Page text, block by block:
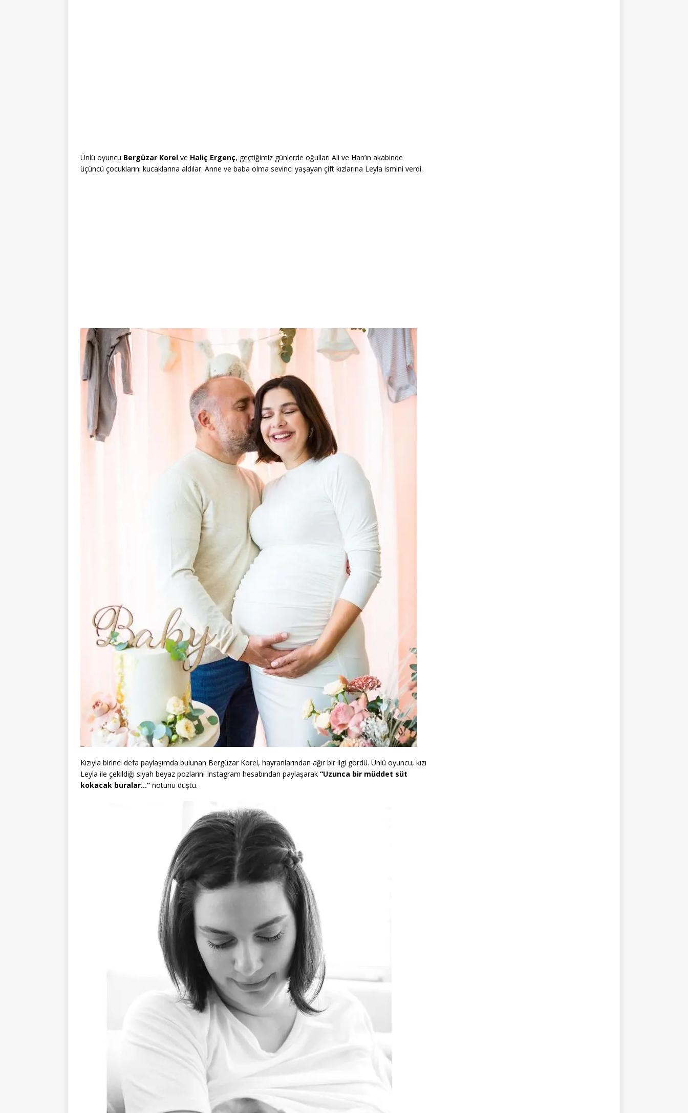
Ünlü oyuncu Bergüzar Korel ve Haliç Ergenç, geçtiğimiz günlerde oğulları Ali ve Han’ın akabinde
üçüncü çocuklarını kucaklarına aldılar. Anne ve baba olma sevinci yaşayan çift kızlarına Leyla ismini verdi.
Kızıyla birinci defa paylaşımda bulunan Bergüzar Korel, hayranlarından ağır bir ilgi gördü. Ünlü oyuncu, kızı
Leyla ile çekildiği siyah beyaz pozlarını Instagram hesabından paylaşarak “Uzunca bir müddet süt
kokacak buralar…” notunu düştü.